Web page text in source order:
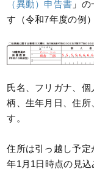
（異動）申告書 」
す（令和7年度の例）
氏名、フリガナ、
柄、生年月日、住所
す。
住所は引っ越し予
年1月1日時点の見込